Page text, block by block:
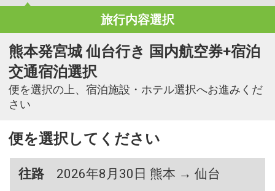
旅行内容選択
熊本発宮城 仙台行き 国内航空券+宿泊
交通宿泊選択
便を選択の上、宿泊施設・ホテル選択へお進みくだ
さい
便を選択してください
往路
2026年8月30日 熊本 → 仙台